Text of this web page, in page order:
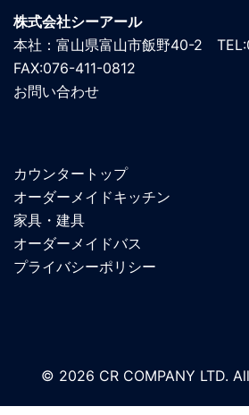
株式会社シーアール
本社：富山県富山市飯野40-2
FAX:076-411-0812
お問い合わせ
カウンタートップ
オーダーメイドキッチン
家具・建具
オーダーメイドバス
プライバシーポリシー
© 2026 CR COMPANY LTD.